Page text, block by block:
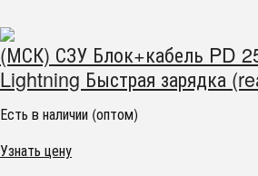
(МСК) СЗУ Блок+кабель PD
Lightning Быстрая зарядка
Есть в наличии (оптом)
Узнать цену